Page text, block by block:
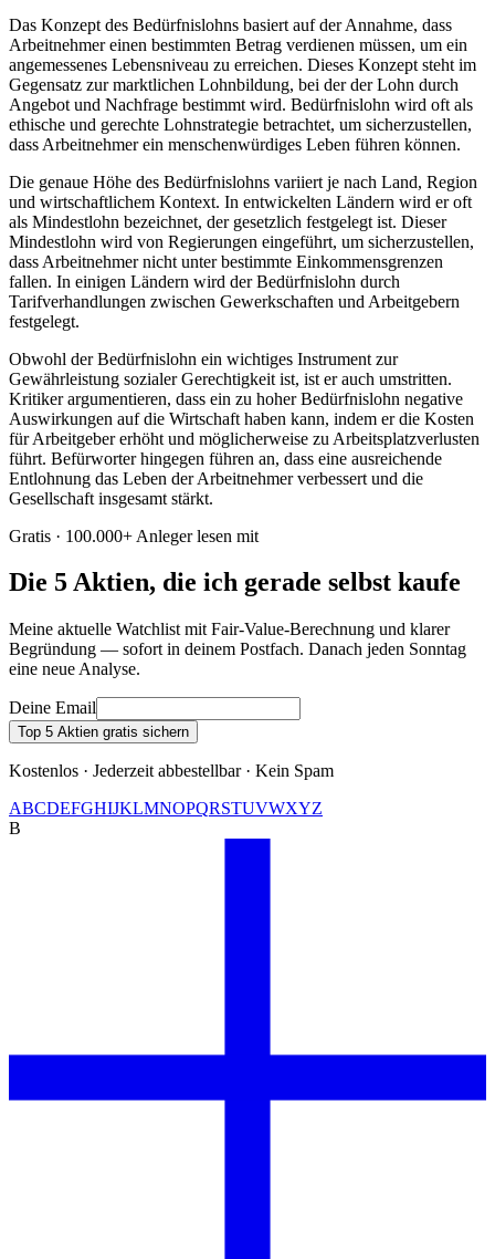
Das Konzept des Bedürfnislohns basiert auf der Annahme, dass
Arbeitnehmer einen bestimmten Betrag verdienen müssen, um ein
angemessenes Lebensniveau zu erreichen. Dieses Konzept steht im
Gegensatz zur marktlichen Lohnbildung, bei der der Lohn durch
Angebot und Nachfrage bestimmt wird. Bedürfnislohn wird oft als
ethische und gerechte Lohnstrategie betrachtet, um sicherzustellen,
dass Arbeitnehmer ein menschenwürdiges Leben führen können.
Die genaue Höhe des Bedürfnislohns variiert je nach Land, Region
und wirtschaftlichem Kontext. In entwickelten Ländern wird er oft
als Mindestlohn bezeichnet, der gesetzlich festgelegt ist. Dieser
Mindestlohn wird von Regierungen eingeführt, um sicherzustellen,
dass Arbeitnehmer nicht unter bestimmte Einkommensgrenzen
fallen. In einigen Ländern wird der Bedürfnislohn durch
Tarifverhandlungen zwischen Gewerkschaften und Arbeitgebern
festgelegt.
Obwohl der Bedürfnislohn ein wichtiges Instrument zur
Gewährleistung sozialer Gerechtigkeit ist, ist er auch umstritten.
Kritiker argumentieren, dass ein zu hoher Bedürfnislohn negative
Auswirkungen auf die Wirtschaft haben kann, indem er die Kosten
für Arbeitgeber erhöht und möglicherweise zu Arbeitsplatzverlusten
führt. Befürworter hingegen führen an, dass eine ausreichende
Entlohnung das Leben der Arbeitnehmer verbessert und die
Gesellschaft insgesamt stärkt.
Gratis · 100.000+ Anleger lesen mit
Die 5 Aktien, die ich gerade selbst kaufe
Meine aktuelle Watchlist mit Fair-Value-Berechnung und klarer
Begründung — sofort in deinem Postfach. Danach jeden Sonntag
eine neue Analyse.
Deine Email
Top 5 Aktien gratis sichern
Kostenlos · Jederzeit abbestellbar · Kein Spam
ABCDEFGHIJKLMNOPQRSTUVWXYZ
B